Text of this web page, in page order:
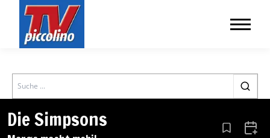
Search
Die Simpsons
Aus den